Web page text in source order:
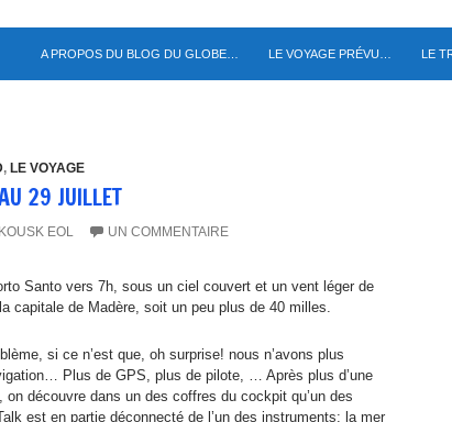
A PROPOS DU BLOG DU GLOBE… LE VOYAGE PRÉVU… LE
, LE VOYAGE
29 JUILLET
KOUSK EOL UN COMMENTAIRE
Santo vers 7h, sous un ciel couvert et un vent léger de
capitale de Madère, soit un peu plus de 40 milles.
si ce n’est que, oh surprise! nous n’avons plus
Plus de GPS, plus de pilote, … Après plus d’une
on découvre dans un des coffres du cockpit qu’un des
est en partie déconnecté de l’un des instruments: la mer